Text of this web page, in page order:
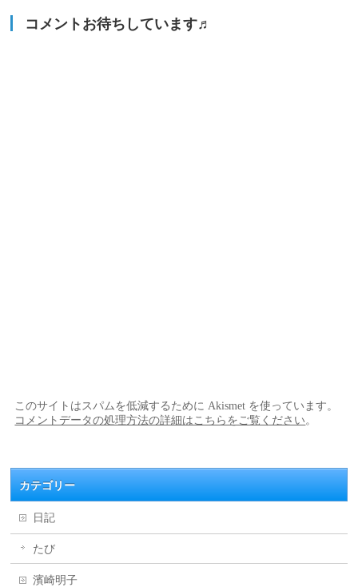
コメントお待ちしています♬
このサイトはスパムを低減するために Akismet を使っています。
コメントデータの処理方法の詳細はこちらをご覧ください。
カテゴリー
日記
たび
濱崎明子